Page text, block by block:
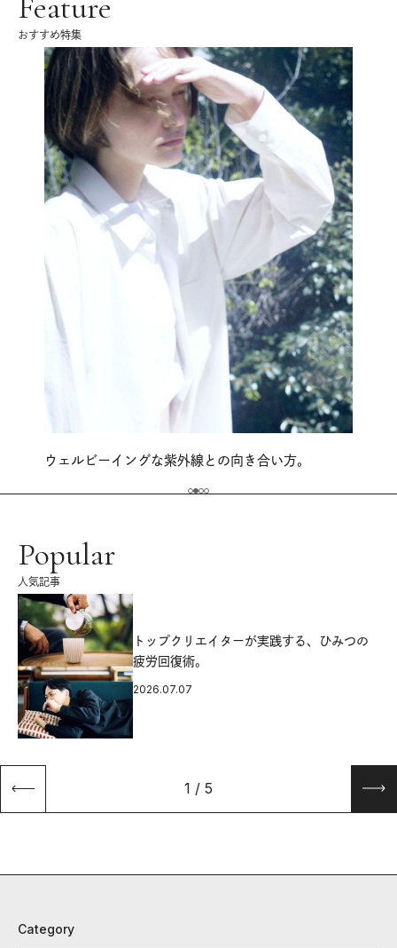
おすすめ特集
ウェルビーイングな紫外線との向き合い方。
Popular
人気記事
トップクリエイターが実践する、ひみつの
疲労回復術。
2026.07.07
1 / 5
Category